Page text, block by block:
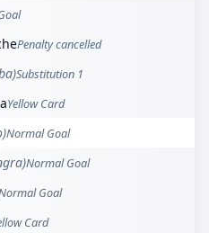
Penalty cancelled
Substitution 1
Yellow Card
Normal Goal
Normal Goal
Goal
Card